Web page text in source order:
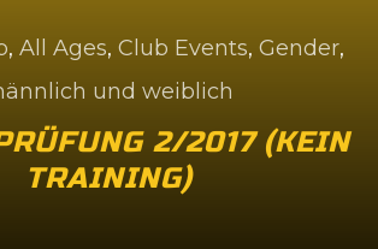
, All Ages, Club Events, Gender,
und weiblich
2/2017 (KEIN
TRAINING)